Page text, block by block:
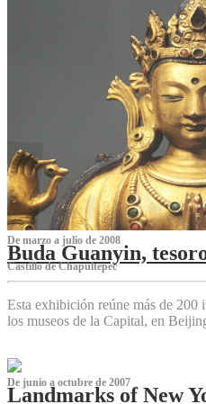
De marzo a julio de 2008
Buda Guanyin,
Castillo de Chapultepec
Esta exhibición reúne más de 200
los museos de la Capital, en
De junio a octubre de 2007
Landmarks of New